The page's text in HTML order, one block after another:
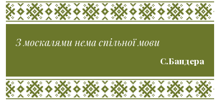
З москалями нема спільної мови
С.Бандера